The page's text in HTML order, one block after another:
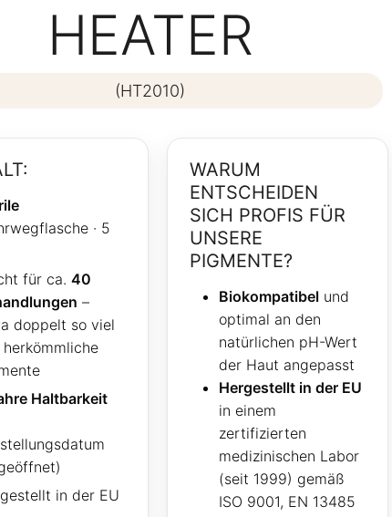
HEATER
(HT2010)
· 5
für ca. 40
–
doppelt so viel
Haltbarkeit
in der EU
WARUM
ENTSCHEIDEN
SICH PROFIS FÜR
UNSERE
PIGMENTE?
Biokompatibelund
optimal an den
natürlichen pH-Wert
der Haut angepasst
Hergestellt in der EU
in einem
zertifizierten
medizinischen Labor
(seit 1999) gemäß
ISO 9001, EN 13485